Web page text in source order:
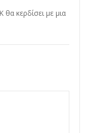
κερδίσει με μια